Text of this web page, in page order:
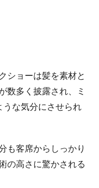
ショーは髪を素材と
数多く披露され、ミ
うな気分にさせられ
も客席からしっかり
の高さに驚かされる